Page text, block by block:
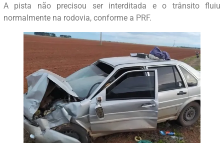
A pista não precisou ser interditada e o trânsito fluiu
normalmente na rodovia, conforme a PRF.